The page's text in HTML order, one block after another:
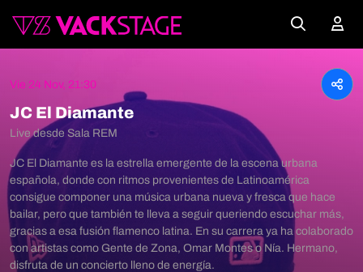
Vie 24 Nov, 21:30
JC El Diamante
Live desde Sala REM
JC El Diamante es la estrella emergente de la escena urbana
española, donde con ritmos provenientes de Latinoamérica
consigue componer una música urbana nueva y fresca que hace
bailar, pero que también te lleva a seguir queriendo escuchar más,
gracias a esa fusión flamenco latina. En su carrera ya ha colaborado
con artistas como Gente de Zona, Omar Montes o Nía. Hermano,
disfruta de un concierto lleno de energía.